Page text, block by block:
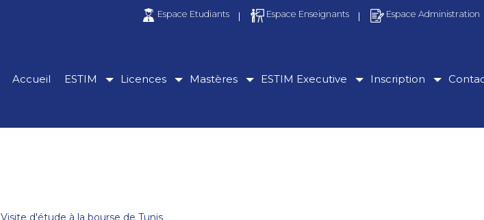
Espace Etudiants Espace Enseignants Espace Administration
Accueil ESTIM Licences Mastères ESTIM Executive Inscription
Visite d'étude à la bourse de Tunis